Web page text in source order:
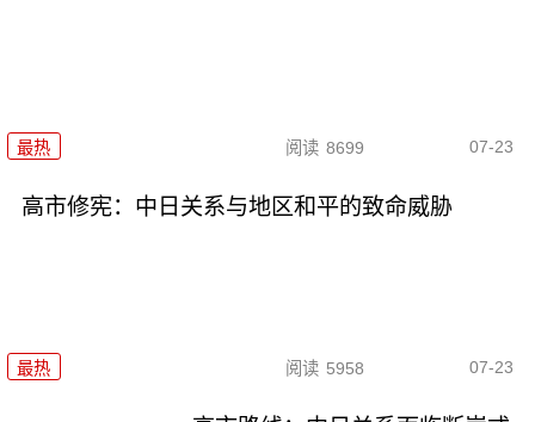
最热 阅读 8699 07-23
高市修宪：中日关系与地区和平的致命威胁
最热 阅读 5958 07-23